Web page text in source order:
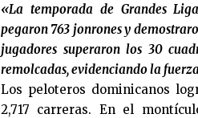
«La temporada de Grandes
pegaron 763 jonrones y
jugadores superaron los 30
remolcadas, evidenciando la
Los peloteros dominicanos
2,717 carreras. En el